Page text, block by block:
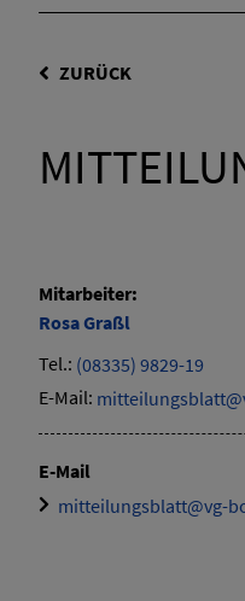
ZURÜCK
Mitarbeiter:
RosaGraßl
Tel.: (08335) 9829-19
E-Mail:
E-Mail
mitteilungsblatt@vg-